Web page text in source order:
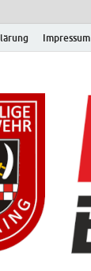
Impressum